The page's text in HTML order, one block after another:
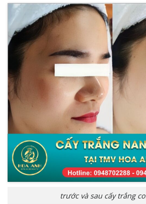
trước và sau cấy trắng